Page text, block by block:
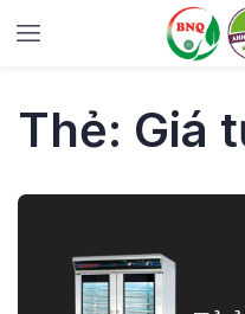
Thẻ: Giá